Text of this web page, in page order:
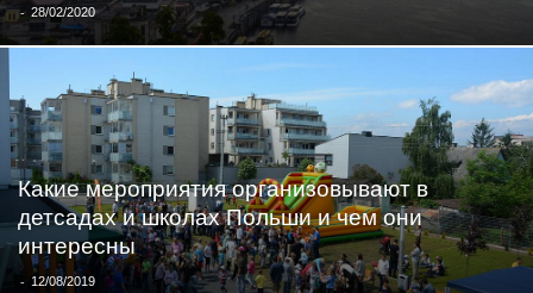
- 28/02/2020
Какие мероприятия организовывают в
детсадах и школах Польши и чем они
интересны
- 12/08/2019